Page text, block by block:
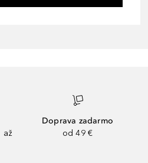
až
Doprava zadarmo
od 49 €